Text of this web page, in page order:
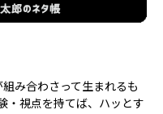
み合わさって生まれるも
・視点を持てば、ハッとす